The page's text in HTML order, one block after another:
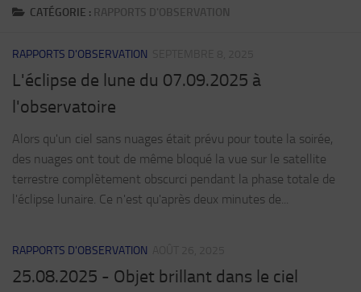
CATÉGORIE : RAPPORTS D'OBSERVATION
RAPPORTS D'OBSERVATION
L'éclipse de lune du 07.09.2025 à
l'observatoire
Alors qu'un ciel sans nuages était prévu pour toute la soirée,
des nuages ont tout de même bloqué la vue sur le satellite
terrestre complètement obscurci pendant la phase totale de
l'éclipse lunaire. Ce n'est qu'après deux minutes de...
RAPPORTS D'OBSERVATION
25.08.2025 - Objet brillant dans le ciel